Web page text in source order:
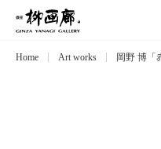
Exhibitions
Home Art works 岡野 博「